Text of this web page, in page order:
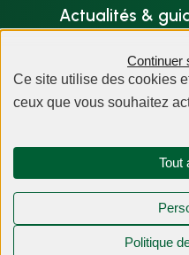
Actualités &
Plan du site
Ce site utilise des cookies
ceux que vous souhaitez
Tout
Continuer
Politique